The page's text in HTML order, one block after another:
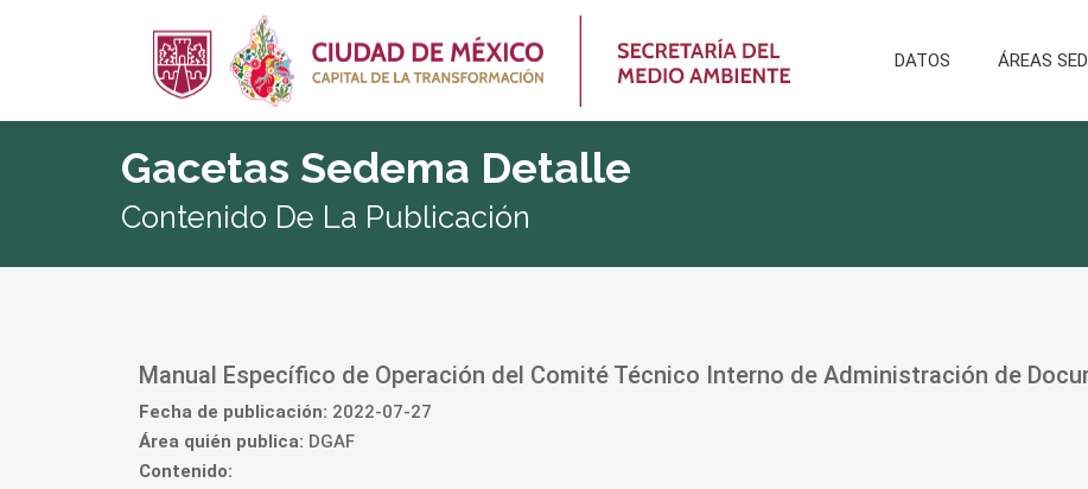
DATOS ÁREAS
Gacetas Sedema Detalle
Contenido De La Publicación
Manual Específico de Operación del Comité Técnico Interno de Administración de
Fecha de publicación: 2022-07-27
Área quién publica: DGAF
Contenido: